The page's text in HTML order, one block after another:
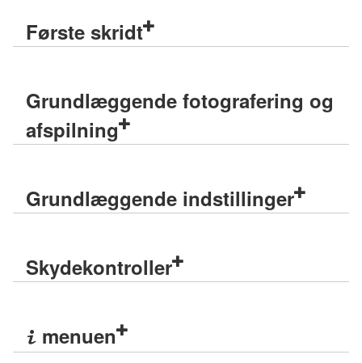
Første skridt
Grundlæggende fotografering og
afspilning
Grundlæggende indstillinger
Skydekontroller
i menuen